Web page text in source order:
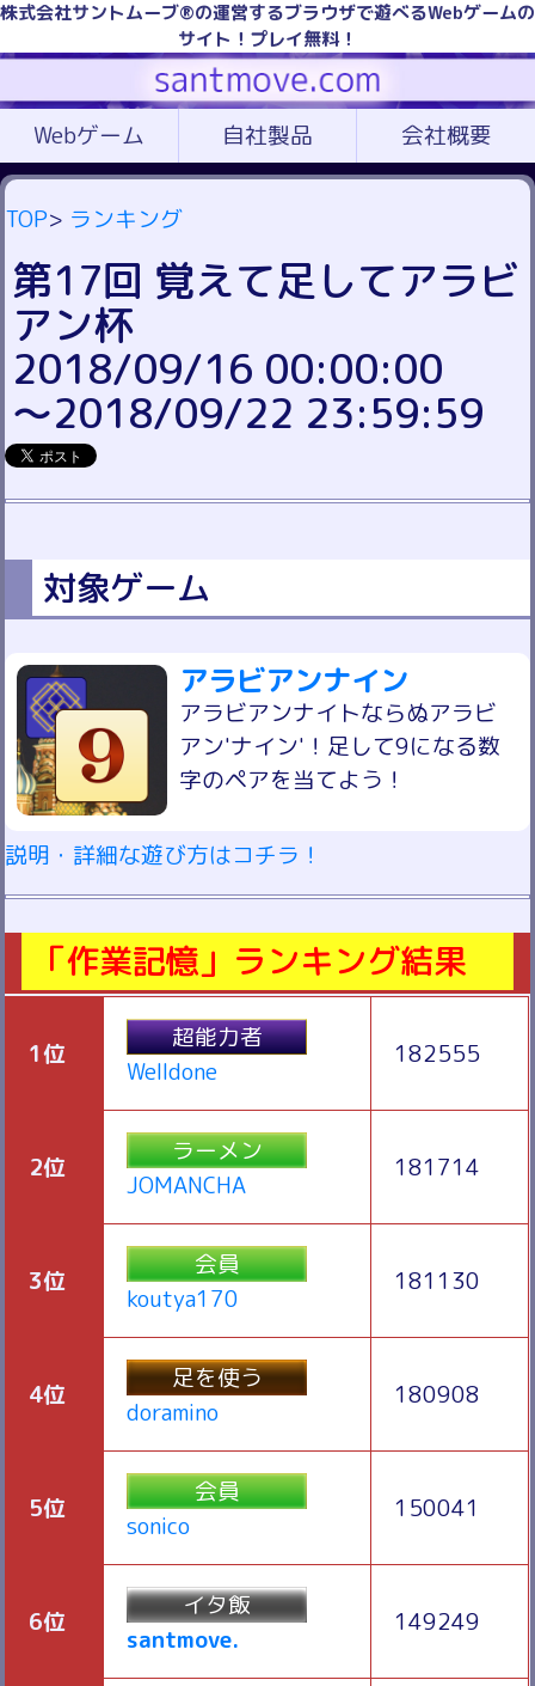
株式会社サントムーブ®の運営するブラウザで遊べるWebゲームの
サイト！プレイ無料！
Webゲーム 自社製品 会社概要
TOP> ランキング
第17回 覚えて足してアラビ
アン杯
2018/09/16 00:00:00
～2018/09/22 23:59:59
対象ゲーム
アラビアンナイン
アラビアンナイトならぬアラビ
アン'ナイン'！足して9になる数
字のペアを当てよう！
説明・詳細な遊び方はコチラ！
「作業記憶」ランキング結果
1位
超能力者
Welldone
182555
2位
ラーメン
JOMANCHA
181714
3位
会員
koutya170
181130
4位
足を使う
doramino
180908
5位
会員
sonico
150041
6位
イタ飯
santmove.
149249